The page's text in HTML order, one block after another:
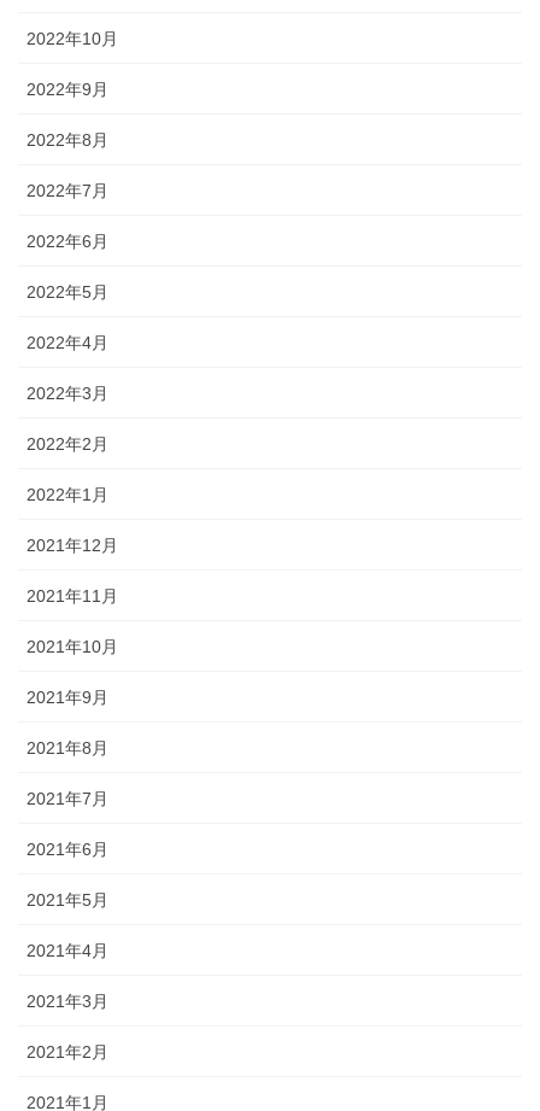
2022年10月
2022年9月
2022年8月
2022年7月
2022年6月
2022年5月
2022年4月
2022年3月
2022年2月
2022年1月
2021年12月
2021年11月
2021年10月
2021年9月
2021年8月
2021年7月
2021年6月
2021年5月
2021年4月
2021年3月
2021年2月
2021年1月